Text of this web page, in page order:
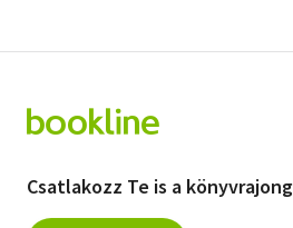
Csatlakozz Te is a